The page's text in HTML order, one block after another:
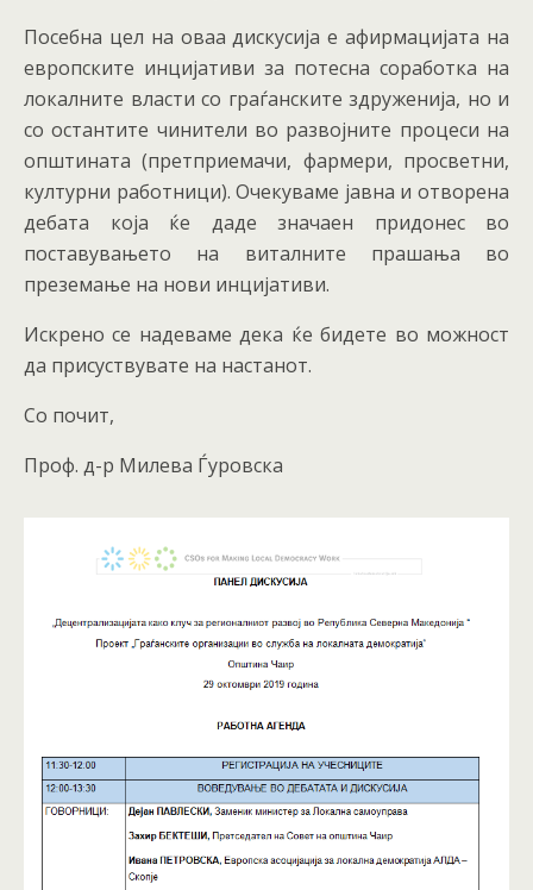
Посебна цел на оваа дискусија е афирмацијата на
европските инцијативи за потесна соработка на
локалните власти со граѓанските здруженија, но и
со остантите чинители во развојните процеси на
општината (претприемачи, фармери, просветни,
културни работници). Очекуваме јавна и отворена
дебата која ќе даде значаен придонес во
поставувањето на виталните прашања во
преземање на нови инцијативи.
Искрено се надеваме дека ќе бидете во можност
да присуствувате на настанот.
Со почит,
Проф. д-р Милева Ѓуровска